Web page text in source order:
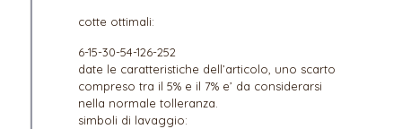
cotte ottimali:
6-15-30-54-126-252
date le caratteristiche dell’articolo, uno scarto
compreso tra il 5% e il 7% e’ da considerarsi
nella normale tolleranza.
simboli di lavaggio: